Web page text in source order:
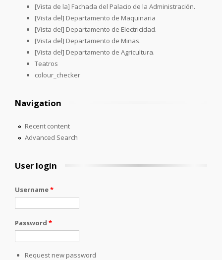
[Vista de la] Fachada del Palacio de la Administración.
[Vista del] Departamento de Maquinaria
[Vista del] Departamento de Electricidad.
[Vista del] Departamento de Minas.
[Vista del] Departamento de Agricultura.
Teatros
colour_checker
Navigation
Recent content
Advanced Search
User login
Username*
Password *
Request new password